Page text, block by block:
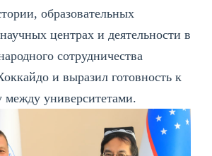
образовательных
центрах и деятельности в
сотрудничества
и выразил готовность к
между университетами.